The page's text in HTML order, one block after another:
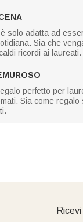
solo adatta ad
Sia che
ricordi ai laureati.
perfetto per
Sia come